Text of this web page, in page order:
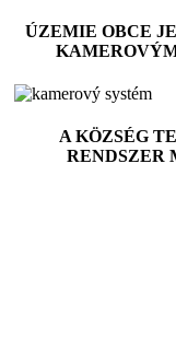
ÚZEMIE OBCE
A KÖZSÉG
RENDSZER